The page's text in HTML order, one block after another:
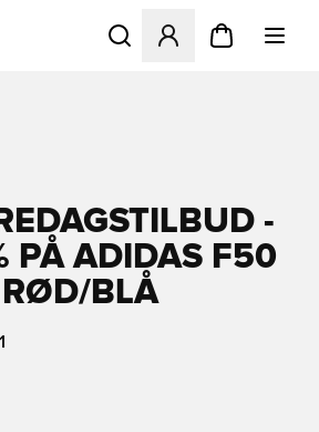
Åbner en Modal til at
-
PÅ ADIDAS F50
BLÅ